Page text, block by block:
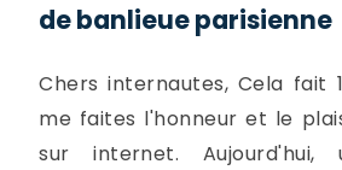
de banlieue parisienne
Chers internautes, Cela fait
me faites l'honneur et le
sur internet. Aujourd'hui,